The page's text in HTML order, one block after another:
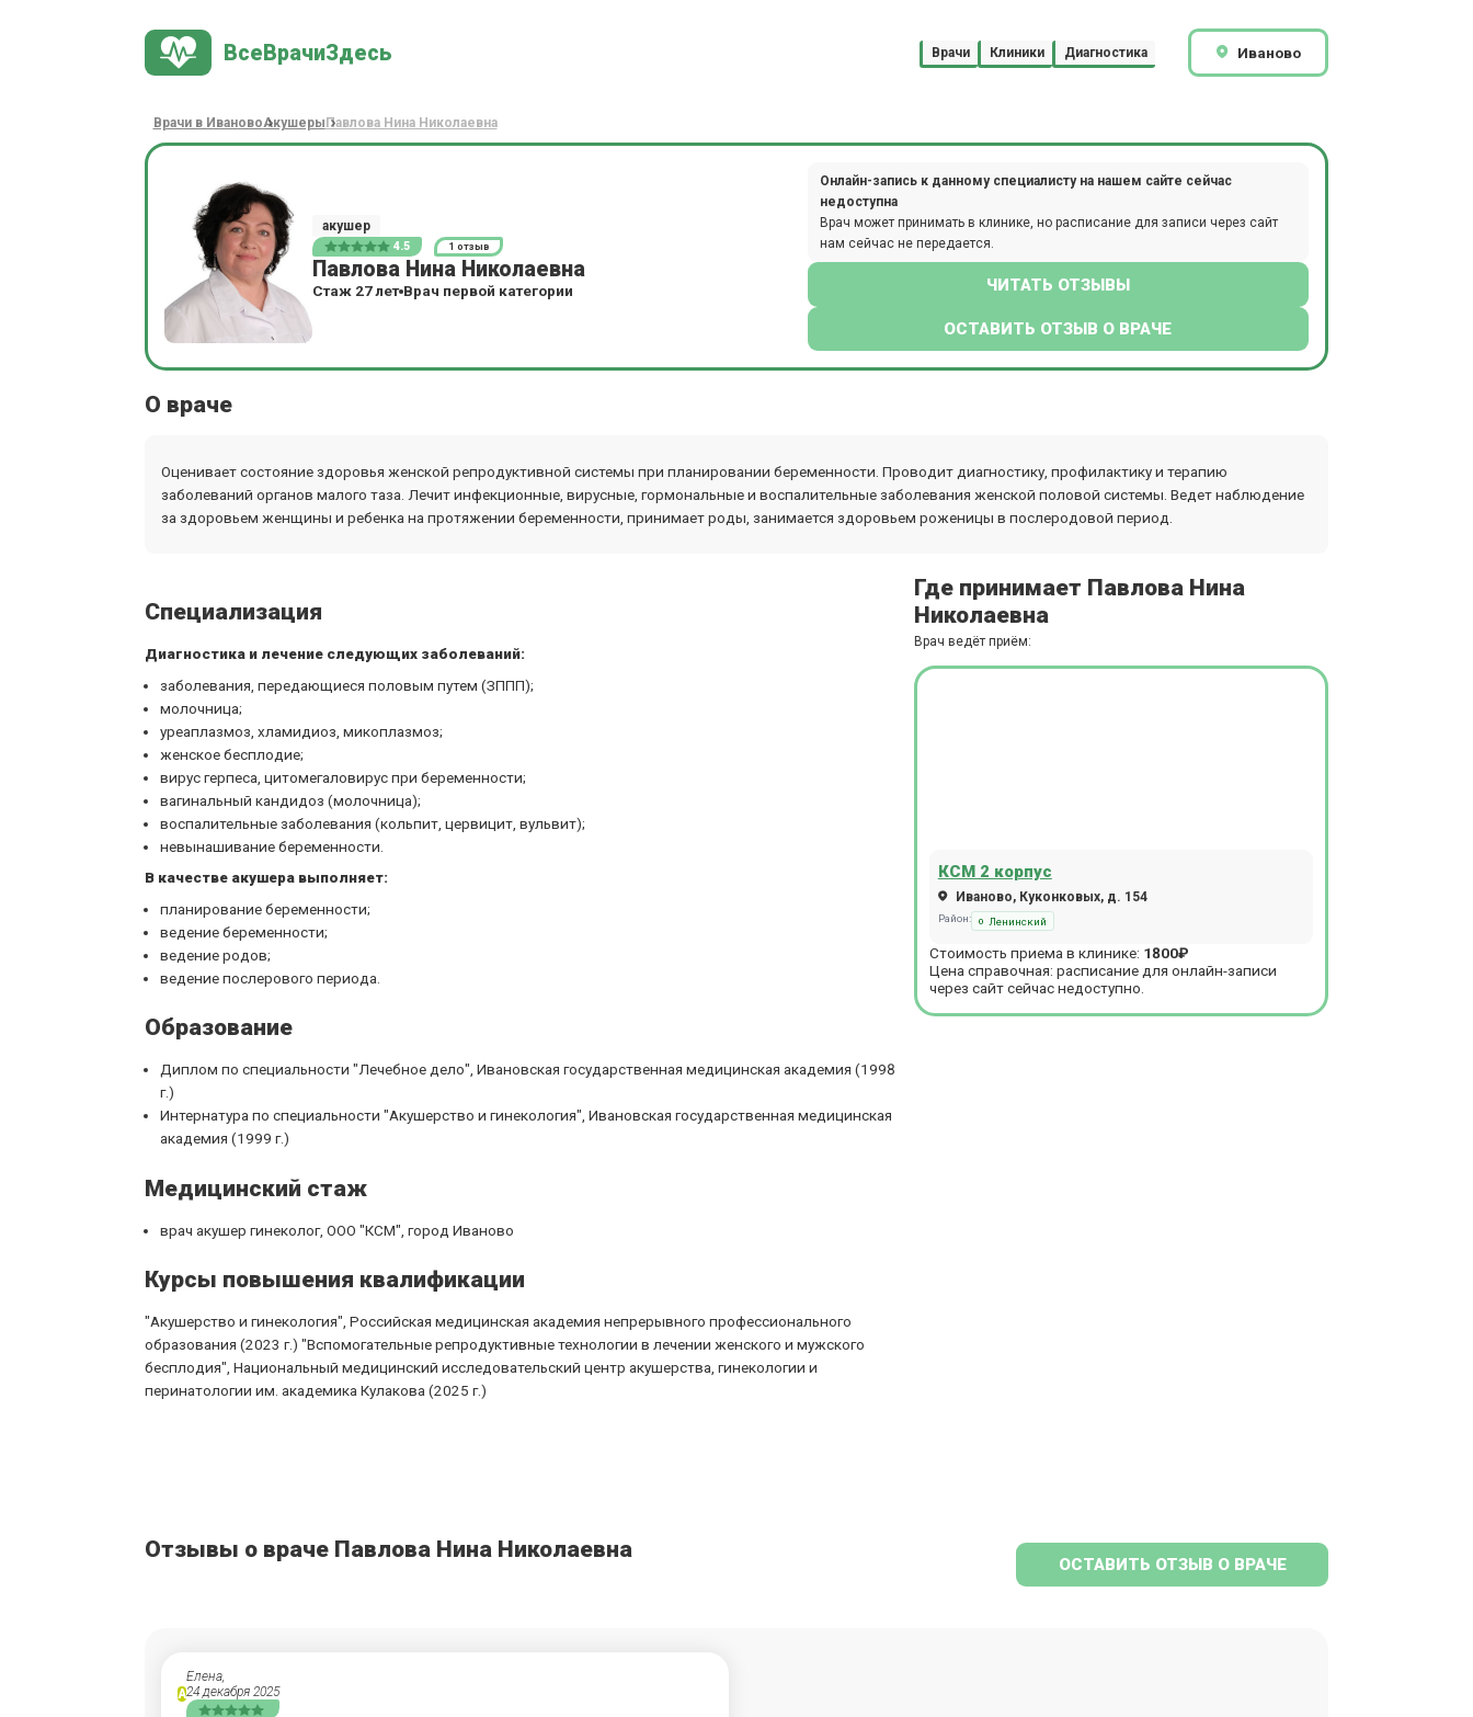
ВсеВрачиЗдесь Врачи Клиники Диагностика Иваново
Врачи в ИвановоАкушеры Павлова Нина Николаевна
акушер
4.5 1 отзыв
Павлова Нина Николаевна
Стаж 27 лет Врач первой категории
Онлайн-запись к данному специалисту на нашем сайте сейчас
недоступна
Врач может принимать в клинике, но расписание для записи через сайт
нам сейчас не передается.
ЧИТАТЬ ОТЗЫВЫ
ОСТАВИТЬ ОТЗЫВ О ВРАЧЕ
О враче
Оценивает состояние здоровья женской репродуктивной системы при планировании беременности. Проводит диагностику, профилактику и терапию
заболеваний органов малого таза. Лечит инфекционные, вирусные, гормональные и воспалительные заболевания женской половой системы. Ведет наблюдение
за здоровьем женщины и ребенка на протяжении беременности, принимает роды, занимается здоровьем роженицы в послеродовой период.
Специализация
Диагностика и лечение следующих заболеваний:
заболевания, передающиеся половым путем (ЗППП);
молочница;
уреаплазмоз, хламидиоз, микоплазмоз;
женское бесплодие;
вирус герпеса, цитомегаловирус при беременности;
вагинальный кандидоз (молочница);
воспалительные заболевания (кольпит, цервицит, вульвит);
невынашивание беременности.
В качестве акушера выполняет:
планирование беременности;
ведение беременности;
ведение родов;
ведение послерового периода.
Образование
Диплом по специальности "Лечебное дело", Ивановская государственная медицинская академия (1998
г.)
Интернатура по специальности "Акушерство и гинекология", Ивановская государственная медицинская
академия (1999 г.)
Медицинский стаж
врач акушер гинеколог, ООО "КСМ", город Иваново
Курсы повышения квалификации
"Акушерство и гинекология", Российская медицинская академия непрерывного профессионального
образования (2023 г.) "Вспомогательные репродуктивные технологии в лечении женского и мужского
бесплодия", Национальный медицинский исследовательский центр акушерства, гинекологии и
перинатологии им. академика Кулакова (2025 г.)
Где принимает Павлова Нина
Николаевна
Врач ведёт приём:
КСМ 2 корпус
Иваново, Куконковых, д. 154
Район: Ленинский
Стоимость приема в клинике: 1800₽
Цена справочная: расписание для онлайн-записи
через сайт сейчас недоступно.
Отзывы о враче Павлова Нина Николаевна
ОСТАВИТЬ ОТЗЫВ О ВРАЧЕ
А
Елена,
24 декабря 2025